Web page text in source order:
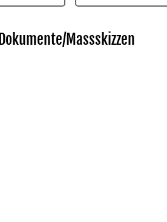
Dokumente/Massskizzen